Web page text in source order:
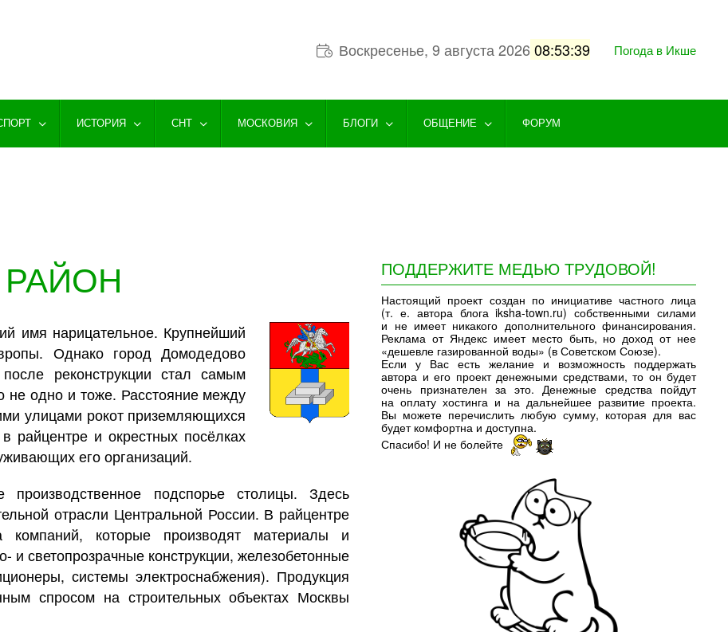
Воскресенье, 9 августа 202608:53:39 Погода в Икше
ИСТОРИЯ СНТ МОСКОВИЯ БЛОГИ ОБЩЕНИЕ ФОРУМ
имя нарицательное. Крупнейший
Однако город Домодедово
реконструкции стал самым
не одно и тоже. Расстояние между
улицами рокот приземляющихся
и окрестных посёлках
его организаций.
подспорье столицы. Здесь
отрасли Центральной России. В райцентре
компаний, которые производят материалы и
и светопрозрачные конструкции, железобетонные
системы электроснабжения). Продукция
спросом на строительных объектах Москвы
ПОДДЕРЖИТЕ МЕДЬЮ ТРУДОВОЙ!
Настоящий проект создан по инициативе частного лица
(т. е. автора блога iksha-town.ru) собственными силами
и не имеет никакого дополнительного финансирования.
Реклама от Яндекс имеет место быть, но доход от нее
«дешевле газированной воды» (в Советском Союзе).
Если у Вас есть желание и возможность поддержать
автора и его проект денежными средствами, то он будет
очень признателен за это. Денежные средства пойдут
на оплату хостинга и на дальнейшее развитие проекта.
Вы можете перечислить любую сумму, которая для вас
будет комфортна и доступна.
Спасибо! И не болейте